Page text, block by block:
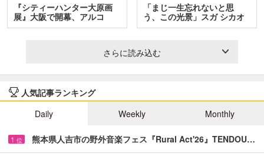
『シティーハンター大原画
展』大阪で開幕、アルコ
＆…
「まじ一生忘れないと思
う、この光景」スガ シカオ
と…
さらに読み込む
人気記事ランキング
Daily
Weekly Monthly
1 位 熊本県人吉市の野外音楽フェス『Rural Act'26』TENDOU…